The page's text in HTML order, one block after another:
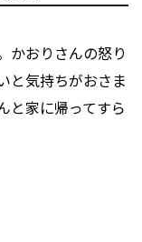
かおりさんの怒り
と気持ちがおさま
家に帰ってすら